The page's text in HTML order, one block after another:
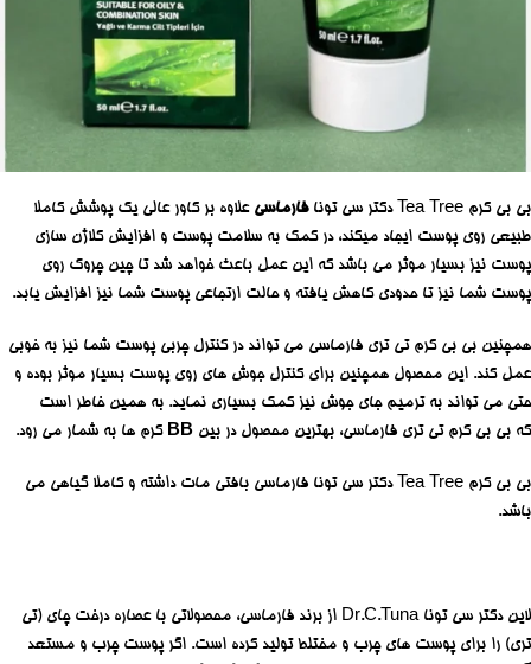
بی بی کرم Tea Tree دکتر سی تونا فارماسیعلاوه بر کاور عالی یک پوشش کاملا
طبیعی روی پوست ایجاد میکند، در کمک به سلامت پوست و افزایش کلاژن سازی
پوست نیز بسیار موثر می باشد که این عمل باعث خواهد شد تا چین چروک روی
پوست شما نیز تا حدودی کاهش یافته و حالت ارتجاعی پوست شما نیز افزایش یابد.
همچنین بی بی کرم تی تری فارماسی می تواند در کنترل چربی پوست شما نیز به خوبی
عمل کند. این محصول همچنین برای کنترل جوش های روی پوست بسیار موثر بوده و
حتی می تواند به ترمیم جای جوش نیز کمک بسیاری نماید. به همین خاطر است
که بی بی کرم تی تری فارماسی، بهترین محصول در بین BB کرم ها به شمار می رود.
بی بی کرم Tea Tree دکتر سی تونا فارماسی بافتی مات داشته و کاملا گیاهی می
باشد.
لاین دکتر سی تونا Dr.C.Tuna از برند فارماسی، محصولاتی با عصاره درخت چای (تی
تری) را برای پوست های چرب و مختلط تولید کرده است. اگر پوست چرب و مستعد